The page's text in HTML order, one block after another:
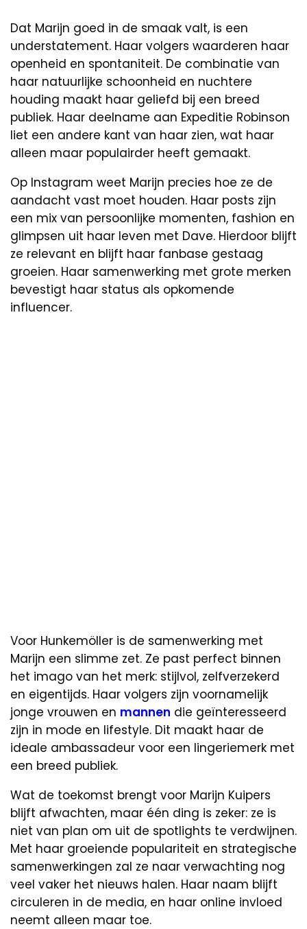
Dat Marijn goed in de smaak valt, is een
understatement. Haar volgers waarderen haar
openheid en spontaniteit. De combinatie van
haar natuurlijke schoonheid en nuchtere
houding maakt haar geliefd bij een breed
publiek. Haar deelname aan Expeditie Robinson
liet een andere kant van haar zien, wat haar
alleen maar populairder heeft gemaakt.
Op Instagram weet Marijn precies hoe ze de
aandacht vast moet houden. Haar posts zijn
een mix van persoonlijke momenten, fashion en
glimpsen uit haar leven met Dave. Hierdoor blijft
ze relevant en blijft haar fanbase gestaag
groeien. Haar samenwerking met grote merken
bevestigt haar status als opkomende
influencer.
Voor Hunkemöller is de samenwerking met
Marijn een slimme zet. Ze past perfect binnen
het imago van het merk: stijlvol, zelfverzekerd
en eigentijds. Haar volgers zijn voornamelijk
jonge vrouwen en mannen die geïnteresseerd
zijn in mode en lifestyle. Dit maakt haar de
ideale ambassadeur voor een lingeriemerk met
een breed publiek.
Wat de toekomst brengt voor Marijn Kuipers
blijft afwachten, maar één ding is zeker: ze is
niet van plan om uit de spotlights te verdwijnen.
Met haar groeiende populariteit en strategische
samenwerkingen zal ze naar verwachting nog
veel vaker het nieuws halen. Haar naam blijft
circuleren in de media, en haar online invloed
neemt alleen maar toe.